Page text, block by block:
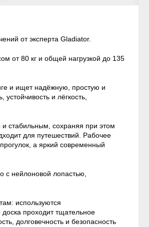
от эксперта Gladiator.
от 80 кг и общей нагрузкой до 135
и ищет надёжную, простую и
и лёгкость,
стабильным, сохраняя при этом
для путешествий. Рабочее
а яркий современный
с нейлоновой лопастью,
используются
проходит тщательное
долговечность и безопасность